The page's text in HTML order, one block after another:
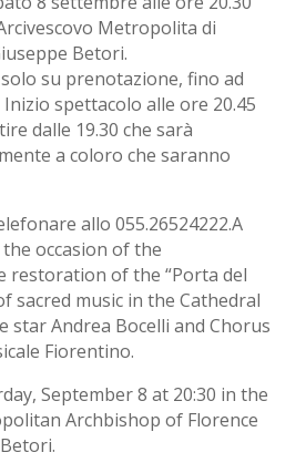
Metropolita di
Betori.
su prenotazione, fino ad
spettacolo alle ore 20.45
dalle 19.30 che sarà
a coloro che saranno
allo 055.26524222.A
occasion of the
restoration of the “Porta del
sacred music in the Cathedral
star Andrea Bocelli and Chorus
Fiorentino.
September 8 at 20:30 in the
Archbishop of Florence